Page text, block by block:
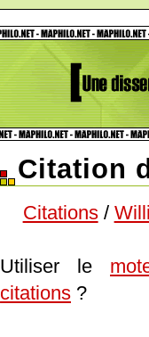
Citation
Citations/
Utiliser le
citations ?